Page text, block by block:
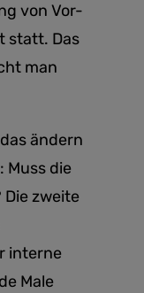
von Vor-
statt. Das
man
ändern
Muss die
zweite
interne
Male